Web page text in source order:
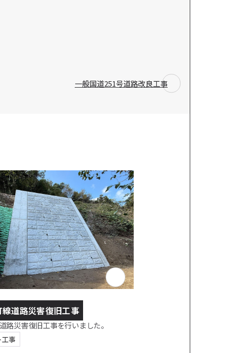
一般国道251号道路改良工事
道路災害復旧工事
路災害復旧工事を行いました。
事